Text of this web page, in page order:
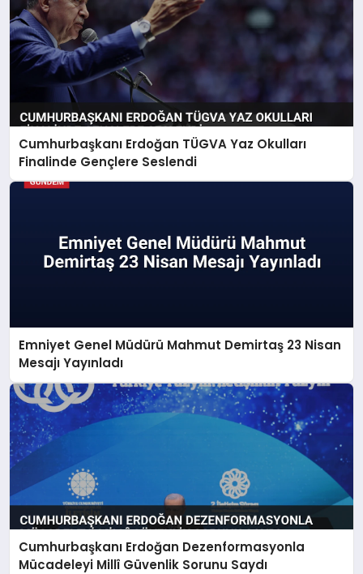
Cumhurbaşkanı Erdoğan TÜGVA Yaz Okulları
Finalinde Gençlere Seslendi
Emniyet Genel Müdürü Mahmut Demirtaş 23 Nisan
Mesajı Yayınladı
Cumhurbaşkanı Erdoğan Dezenformasyonla
Mücadeleyi Millî Güvenlik Sorunu Saydı